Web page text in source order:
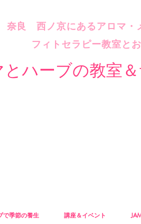
奈良 西ノ京にあるアロマ・
フィトセラピー教室と
とハーブの教室
で季節の養生 講座＆イベント